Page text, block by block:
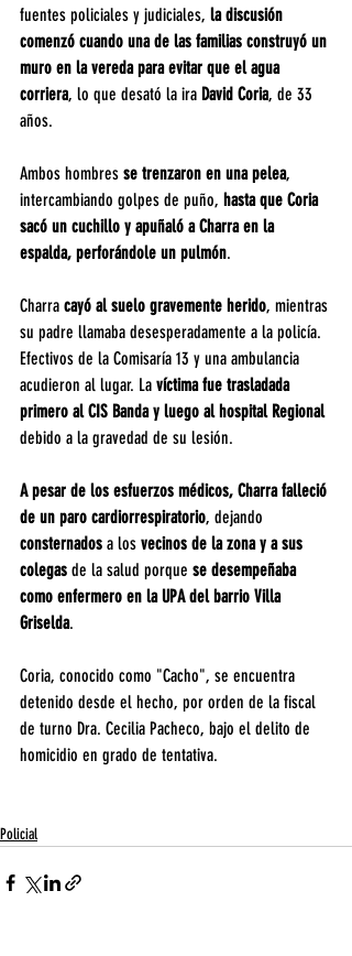
fuentes policiales y judiciales, la discusión
comenzó cuando una de las familias construyó un
muro en la vereda para evitar que el agua
corriera, lo que desató la ira David Coria, de 33
años.
Ambos hombres se trenzaron en una pelea,
intercambiando golpes de puño, hasta que Coria
sacó un cuchillo y apuñaló a Charra en la
espalda, perforándole un pulmón.
Charra cayó al suelo gravemente herido, mientras
su padre llamaba desesperadamente a la policía.
Efectivos de la Comisaría 13 y una ambulancia
acudieron al lugar. La víctima fue trasladada
primero al CIS Banda y luego al hospital Regional
debido a la gravedad de su lesión.
A pesar de los esfuerzos médicos, Charra falleció
de un paro cardiorrespiratorio, dejando
consternados a los vecinos de la zona y a sus
colegas de la salud porque se desempeñaba
como enfermero en la UPA del barrio Villa
Griselda.
Coria, conocido como "Cacho", se encuentra
detenido desde el hecho, por orden de la fiscal
de turno Dra. Cecilia Pacheco, bajo el delito de
homicidio en grado de tentativa.
Policial